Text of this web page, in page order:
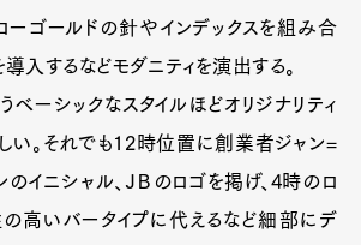
ーゴールドの針やインデックスを組み合
入するなどモダニティを演出する。
ベーシックなスタイルほどオリジナリティ
い。それでも12時位置に創業者ジャン=
のイニシャル、ＪＢのロゴを掲げ、4時のロ
高いバータイプに代えるなど細部にデ